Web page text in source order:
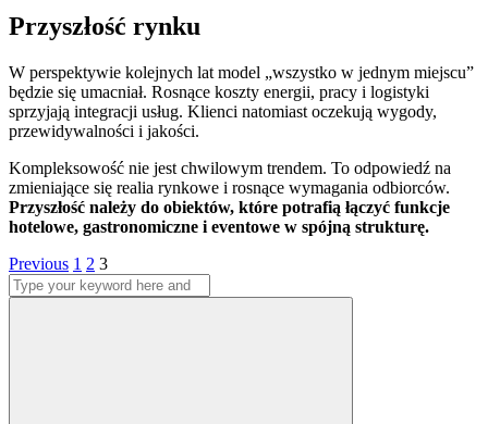
Przyszłość rynku
W perspektywie kolejnych lat model „wszystko w jednym miejscu”
będzie się umacniał. Rosnące koszty energii, pracy i logistyki
sprzyjają integracji usług. Klienci natomiast oczekują wygody,
przewidywalności i jakości.
Kompleksowość nie jest chwilowym trendem. To odpowiedź na
zmieniające się realia rynkowe i rosnące wymagania odbiorców.
Przyszłość należy do obiektów, które potrafią łączyć funkcje
hotelowe, gastronomiczne i eventowe w spójną strukturę.
Stronicowanie
wpisów
Previous Page
1 Page
2 Page
3
Search
for: